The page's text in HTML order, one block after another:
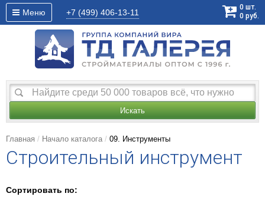
Меню +7 (499) 406-13-11
0 шт.
0 руб.
Искать
Главная Начало каталога 09. Инструменты
Строительный инструмент
Сортировать по: